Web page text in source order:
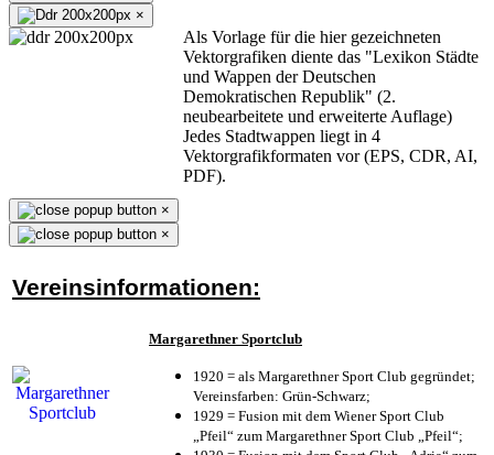
×
Als Vorlage für die hier gezeichneten
Vektorgrafiken diente das "Lexikon Städte
und Wappen der Deutschen
Demokratischen Republik" (2.
neubearbeitete und erweiterte Auflage)
Jedes Stadtwappen liegt in 4
Vektorgrafikformaten vor (EPS, CDR, AI,
PDF).
×
×
Vereinsinformationen:
Margarethner Sportclub
1920 = als Margarethner Sport Club gegründet;
Vereinsfarben: Grün-Schwarz;
1929 = Fusion mit dem Wiener Sport Club
„Pfeil“ zum Margarethner Sport Club „Pfeil“;